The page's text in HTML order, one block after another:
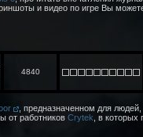
и видео по игре Вы
4840
, предназначенном для
от работников Crytek , в которых